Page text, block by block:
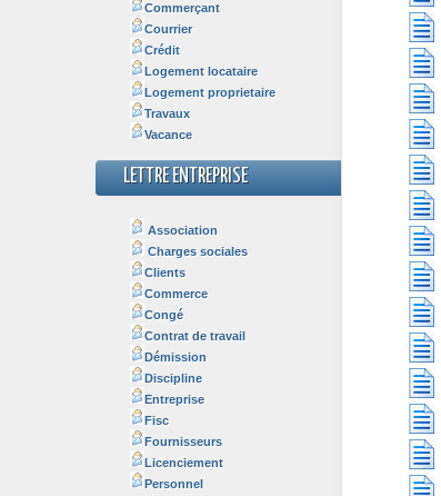
Commerçant
Courrier
Crédit
Logement locataire
Logement proprietaire
Travaux
Vacance
LETTRE ENTREPRISE
Association
Charges sociales
Clients
Commerce
Congé
Contrat de travail
Démission
Discipline
Entreprise
Fisc
Fournisseurs
Licenciement
Personnel